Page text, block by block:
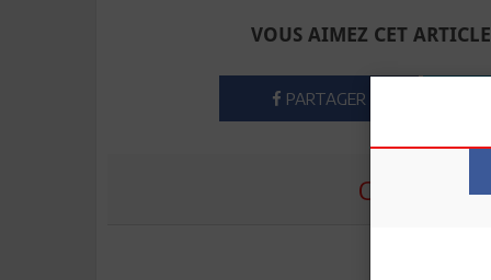
VOUS AIMEZ CET
PARTAGER